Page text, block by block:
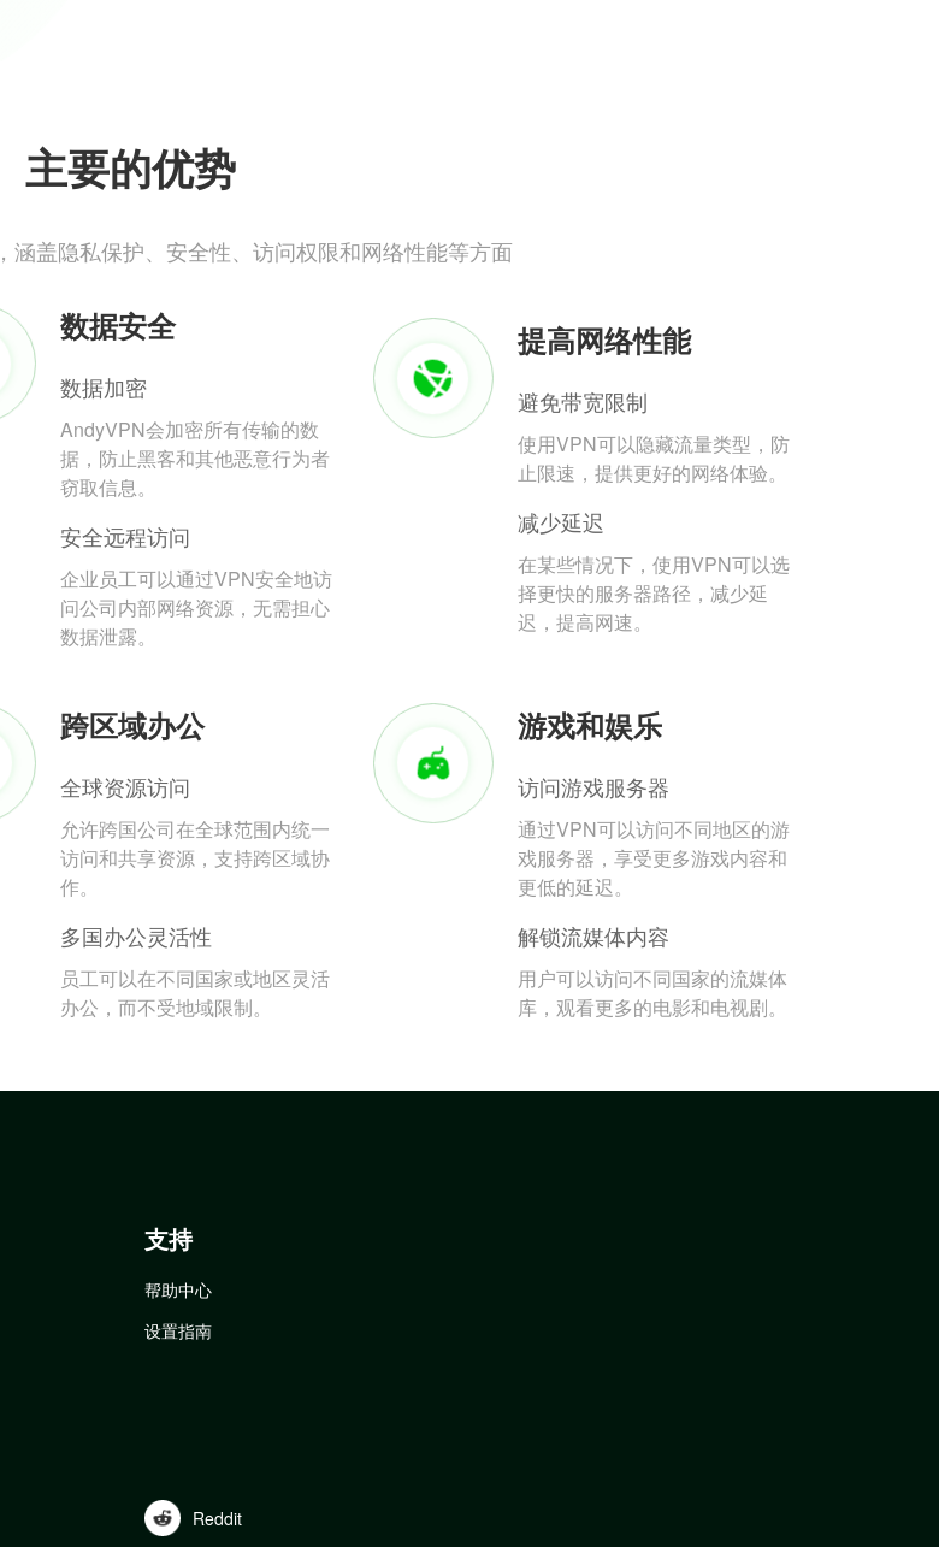
主要的优势
涵盖隐私保护、安全性、访问权限和网络性能等方面
数据安全
数据加密
AndyVPN会加密所有传输的数
据，防止黑客和其他恶意行为者
窃取信息。
安全远程访问
企业员工可以通过VPN安全地访
问公司内部网络资源，无需担心
数据泄露。
提高网络性能
避免带宽限制
使用VPN可以隐藏流量类型，防
止限速，提供更好的网络体验。
减少延迟
在某些情况下，使用VPN可以选
择更快的服务器路径，减少延
迟，提高网速。
跨区域办公
全球资源访问
允许跨国公司在全球范围内统一
访问和共享资源，支持跨区域协
作。
多国办公灵活性
员工可以在不同国家或地区灵活
办公，而不受地域限制。
游戏和娱乐
访问游戏服务器
通过VPN可以访问不同地区的游
戏服务器，享受更多游戏内容和
更低的延迟。
解锁流媒体内容
用户可以访问不同国家的流媒体
库，观看更多的电影和电视剧。
支持
帮助中心
设置指南
Reddit